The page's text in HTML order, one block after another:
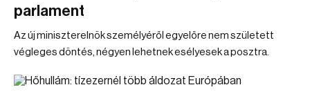
parlament
Az új miniszterelnök személyéről egyelőre nem született
végleges döntés, négyen lehetnek esélyesek a posztra.